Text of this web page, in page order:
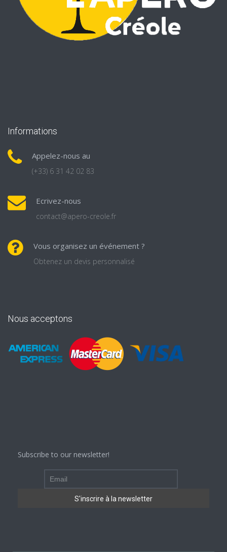
Informations
Appelez-nous au
(+33) 6 31 42 02 83
Ecrivez-nous
contact@apero-creole.fr
Vous organisez un événement ?
Obtenez un devis personnalisé
Nous acceptons
Subscribe to our newsletter!